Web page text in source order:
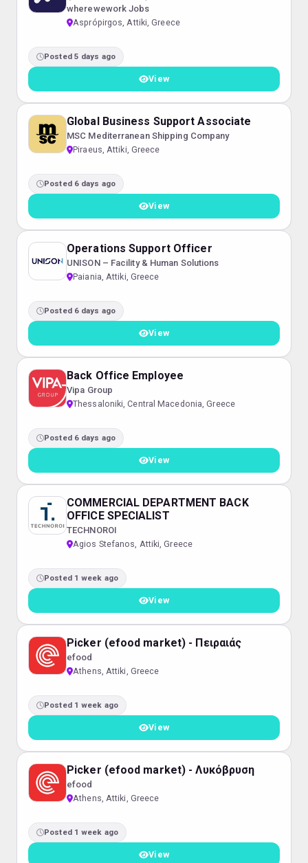
wherewework Jobs
Asprópirgos, Attiki, Greece
Posted 5 days ago
View
Global Business Support Associate
MSC Mediterranean Shipping Company
Piraeus, Attiki, Greece
Posted 6 days ago
View
Operations Support Officer
UNISON – Facility & Human Solutions
Paiania, Attiki, Greece
Posted 6 days ago
View
Back Office Employee
Vipa Group
Thessaloniki, Central Macedonia, Greece
Posted 6 days ago
View
COMMERCIAL DEPARTMENT BACK
OFFICE SPECIALIST
TECHNOROI
Agios Stefanos, Attiki, Greece
Posted 1 week ago
View
Picker (efood market) - Πειραιάς
efood
Athens, Attiki, Greece
Posted 1 week ago
View
Picker (efood market) - Λυκόβρυση
efood
Athens, Attiki, Greece
Posted 1 week ago
View